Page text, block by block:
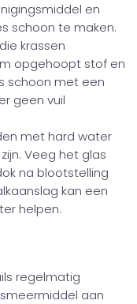
en
schoon te maken.
krassen
opgehoopt stof en
schoon met een
geen vuil
met hard water
Veeg het glas
na blootstelling
kan een
helpen.
regelmatig
aan